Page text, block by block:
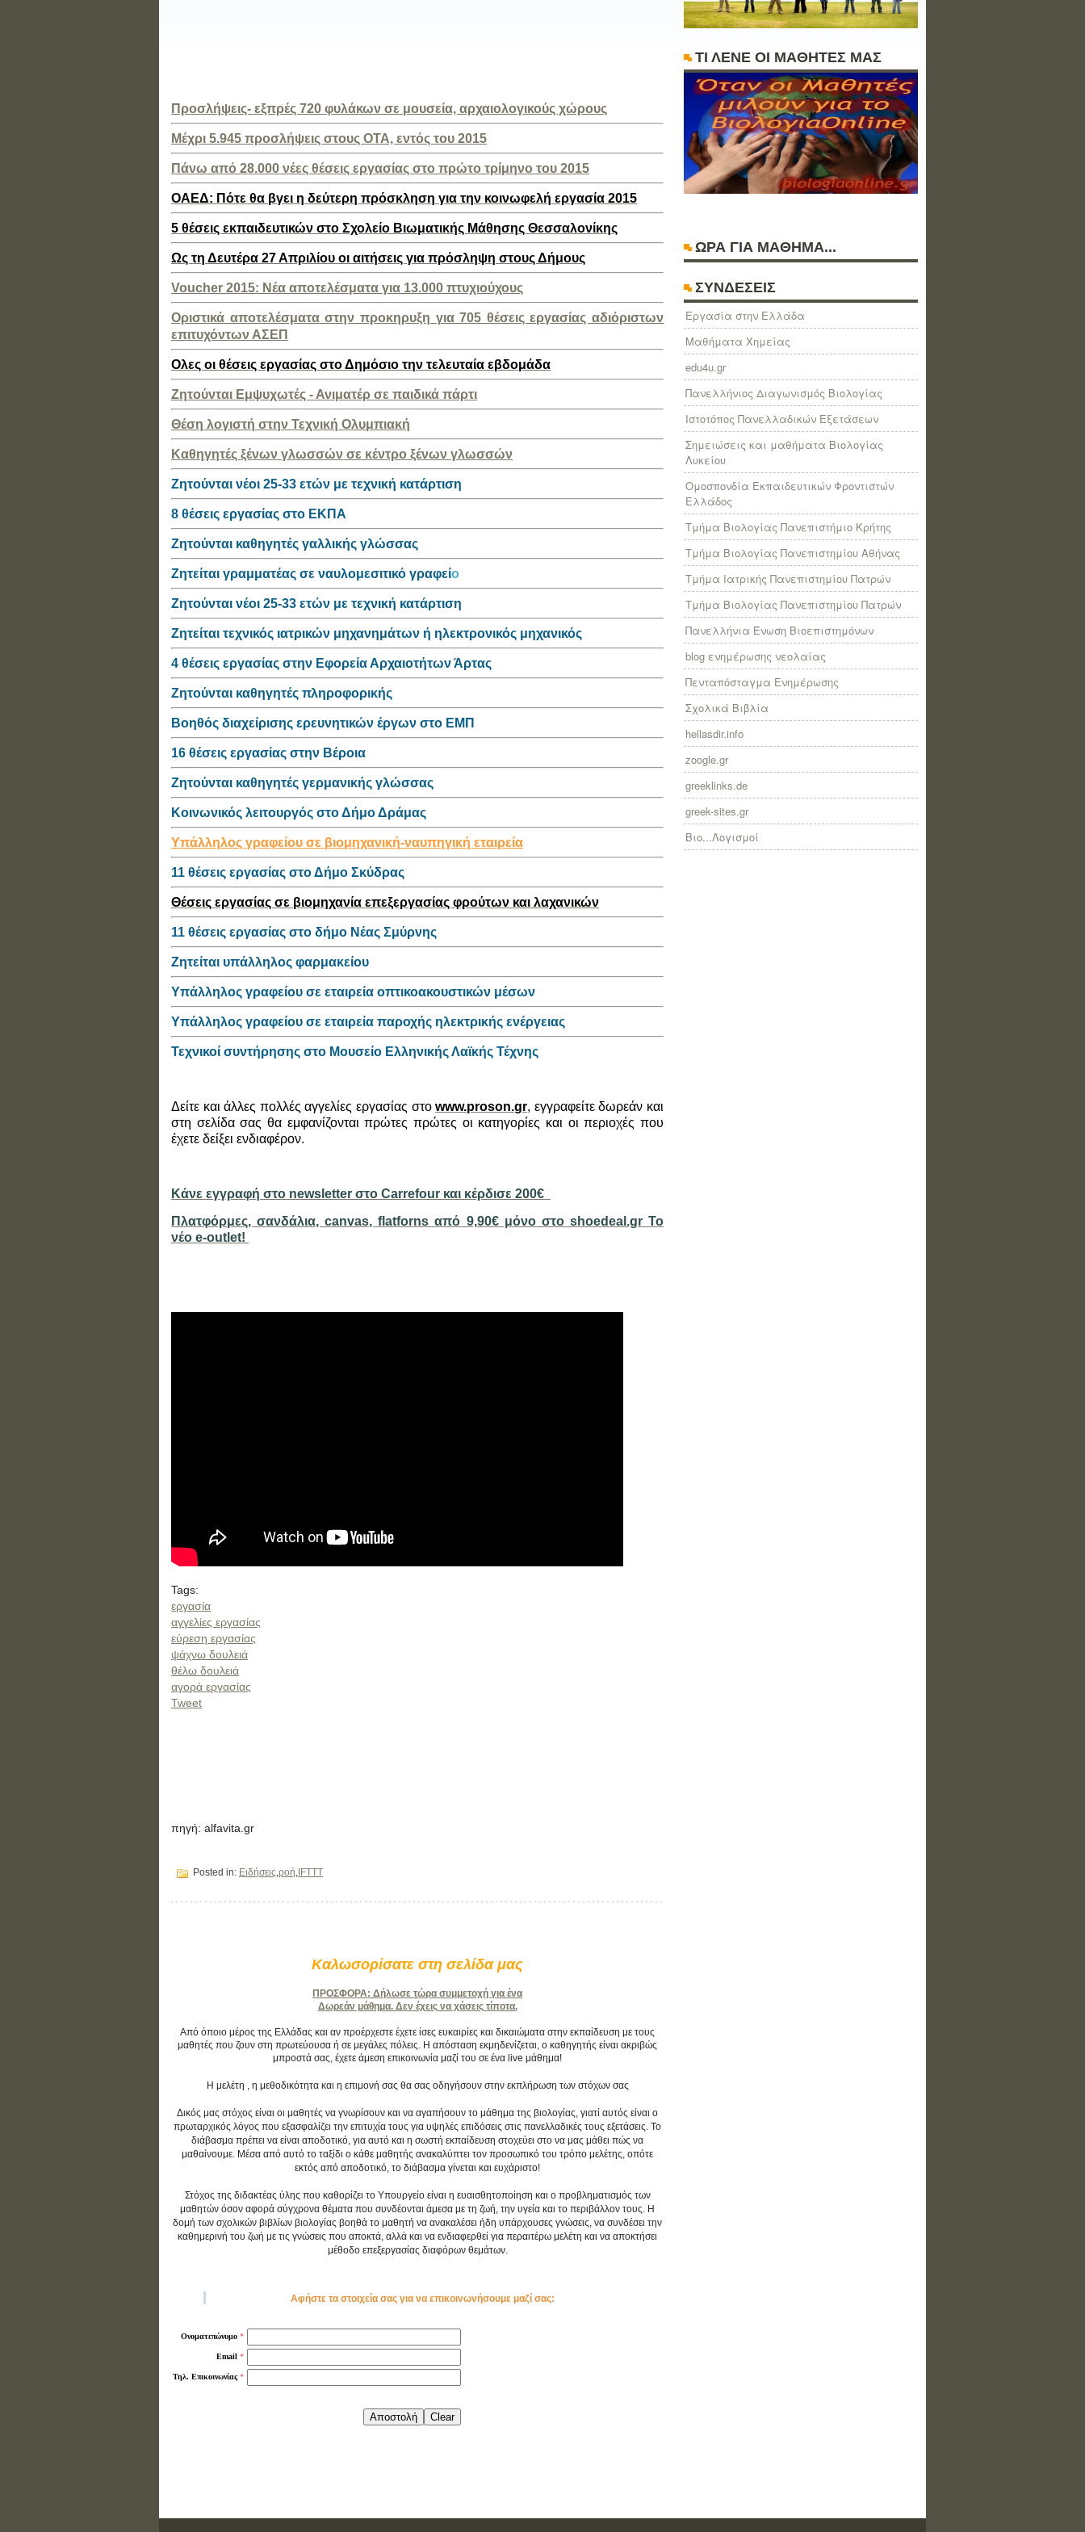
Προσλήψεις- εξπρές 720 φυλάκων σε μουσεία, αρχαιολογικούς χώρους
Μέχρι 5.945 προσλήψεις στους ΟΤΑ, εντός του 2015
Πάνω από 28.000 νέες θέσεις εργασίας στο πρώτο τρίμηνο του 2015
ΟΑΕΔ: Πότε θα βγει η δεύτερη πρόσκληση για την κοινωφελή εργασία 2015
5 θέσεις εκπαιδευτικών στο Σχολείο Βιωματικής Μάθησης Θεσσαλονίκης
Ως τη Δευτέρα 27 Απριλίου οι αιτήσεις για πρόσληψη στους Δήμους
Voucher 2015: Nέα αποτελέσματα για 13.000 πτυχιούχους
Οριστικά αποτελέσματα στην προκηρυξη για 705 θέσεις εργασίας αδιόριστων
επιτυχόντων ΑΣΕΠ
Ολες οι θέσεις εργασίας στο Δημόσιο την τελευταία εβδομάδα
Ζητούνται Εμψυχωτές - Ανιματέρ σε παιδικά πάρτι
Θέση λογιστή στην Τεχνική Ολυμπιακή
Καθηγητές ξένων γλωσσών σε κέντρο ξένων γλωσσών
Ζητούνται νέοι 25-33 ετών με τεχνική κατάρτιση
8 θέσεις εργασίας στο ΕΚΠΑ
Ζητούνται καθηγητές γαλλικής γλώσσας
Zητείται γραμματέας σε ναυλομεσιτικό γραφείο
Ζητούνται νέοι 25-33 ετών με τεχνική κατάρτιση
Ζητείται τεχνικός ιατρικών μηχανημάτων ή ηλεκτρονικός μηχανικός
4 θέσεις εργασίας στην Εφορεία Αρχαιοτήτων Άρτας
Ζητούνται καθηγητές πληροφορικής
Βοηθός διαχείρισης ερευνητικών έργων στο ΕΜΠ
16 θέσεις εργασίας στην Βέροια
Ζητούνται καθηγητές γερμανικής γλώσσας
Κοινωνικός λειτουργός στο Δήμο Δράμας
Υπάλληλος γραφείου σε βιομηχανική-ναυπηγική εταιρεία
11 θέσεις εργασίας στο Δήμο Σκύδρας
Θέσεις εργασίας σε βιομηχανία επεξεργασίας φρούτων και λαχανικών
11 θέσεις εργασίας στο δήμο Νέας Σμύρνης
Ζητείται υπάλληλος φαρμακείου
Υπάλληλος γραφείου σε εταιρεία οπτικοακουστικών μέσων
Υπάλληλος γραφείου σε εταιρεία παροχής ηλεκτρικής ενέργειας
Τεχνικοί συντήρησης στο Μουσείο Ελληνικής Λαϊκής Τέχνης
Δείτε και άλλες πολλές αγγελίες εργασίας στο www.proson.gr, εγγραφείτε δωρεάν και
στη σελίδα σας θα εμφανίζονται πρώτες πρώτες οι κατηγορίες και οι περιοχές που
έχετε δείξει ενδιαφέρον.
Κάνε εγγραφή στο newsletter στο Carrefour και κέρδισε 200€
Πλατφόρμες, σανδάλια, canvas, flatforns από 9,90€ μόνο στο shoedeal.gr Το
νέο e-outlet!
Tags:
εργασία
αγγελίες εργασίας
εύρεση εργασίας
ψάχνω δουλειά
θέλω δουλειά
αγορά εργασίας
Tweet
πηγή: alfavita.gr
Posted in: Ειδήσεις,ροή, IFTTT
Καλωσορίσατε στη σελίδα μας
ΠΡΟΣΦΟΡΑ: Δήλωσε τώρα συμμετοχή για ένα
Δωρεάν μάθημα. Δεν έχεις να χάσεις τίποτα.
Από όποιο μέρος της Ελλάδας και αν προέρχεστε έχετε ίσες ευκαιρίες και δικαιώματα στην εκπαίδευση με τους
μαθητές που ζουν στη πρωτεύουσα ή σε μεγάλες πόλεις. Η απόσταση εκμηδενίζεται, ο καθηγητής είναι ακριβώς
μπροστά σας, έχετε άμεση επικοινωνία μαζί του σε ένα live μάθημα!
Η μελέτη , η μεθοδικότητα και η επιμονή σας θα σας οδηγήσουν στην εκπλήρωση των στόχων σας
Δικός μας στόχος είναι οι μαθητές να γνωρίσουν και να αγαπήσουν το μάθημα της βιολογίας, γιατί αυτός είναι ο
πρωταρχικός λόγος που εξασφαλίζει την επιτυχία τους για υψηλές επιδόσεις στις πανελλαδικές τους εξετάσεις. Το
διάβασμα πρέπει να είναι αποδοτικό, για αυτό και η σωστή εκπαίδευση στοχεύει στο να μας μάθει πώς να
μαθαίνουμε. Μέσα από αυτό το ταξίδι ο κάθε μαθητής ανακαλύπτει τον προσωπικό του τρόπο μελέτης, οπότε
εκτός από αποδοτικό, το διάβασμα γίνεται και ευχάριστο!
Στόχος της διδακτέας ύλης που καθορίζει το Υπουργείο είναι η ευαισθητοποίηση και ο προβληματισμός των
μαθητών όσον αφορά σύγχρονα θέματα που συνδέονται άμεσα με τη ζωή, την υγεία και το περιβάλλον τους. Η
δομή των σχολικών βιβλίων βιολογίας βοηθά το μαθητή να ανακαλέσει ήδη υπάρχουσες γνώσεις, να συνδέσει την
καθημερινή του ζωή με τις γνώσεις που αποκτά, αλλά και να ενδιαφερθεί για περαιτέρω μελέτη και να αποκτήσει
μέθοδο επεξεργασίας διαφόρων θεμάτων.
Αφήστε τα στοιχεία σας για να επικοινωνήσουμε μαζί σας:
Ονοματεπώνυμο *
Email *
Τηλ. Επικοινωνίας *
ΤΙ ΛΕΝΕ ΟΙ ΜΑΘΗΤΕΣ ΜΑΣ
ΩΡΑ ΓΙΑ ΜΑΘΗΜΑ...
ΣΥΝΔΕΣΕΙΣ
Eργασία στην Ελλάδα
Μαθήματα Χημείας
edu4u.gr
Πανελλήνιος Διαγωνισμός Βιολογίας
Ιστοτόπος Πανελλαδικών Εξετάσεων
Σημειώσεις και μαθήματα Βιολογίας
Λυκείου
Ομοσπονδία Εκπαιδευτικών Φροντιστών
Ελλάδος
Τμήμα Βιολογίας Πανεπιστήμιο Κρήτης
Τμήμα Βιολογίας Πανεπιστημίου Αθήνας
Τμήμα Ιατρικής Πανεπιστημίου Πατρών
Τμήμα Βιολογίας Πανεπιστημίου Πατρών
Πανελλήνια Ένωση Βιοεπιστημόνων
blog ενημέρωσης νεολαίας
Πενταπόσταγμα Ενημέρωσης
Σχολικά Βιβλία
hellasdir.info
zoogle.gr
greeklinks.de
greek-sites.gr
Βιο...Λογισμοί